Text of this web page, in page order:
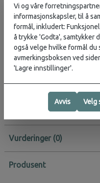
oppvaskmaskin.
Egenskaper:
Passer Wide Mouth
Slitesterk silikon som
Avtakbar og enkel å rengjøre
Tåler oppvaskmaskin
Vurderinger
Produsent
Vi og våre
informasjonskapsler, til å
formål, inkludert:
å trykke 'Godta', samtykker
også velge hvilke formål du
avmerkingsboksen ved
'Lagre innstillinger'.
Avvis Velg